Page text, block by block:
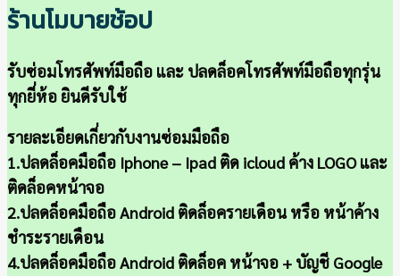
ร้านโมบายช้อป
รับซ่อมโทรศัพท์มือถือ และ ปลดล็อคโทรศัพท์มือถือทุกรุ่น
ทุกยี่ห้อ ยินดีรับใช้
รายละเอียดเกี่ยวกับงานซ่อมมือถือ
1.ปลดล็อคมือถือ Iphone – Ipad ติด icloud ค้าง LOGO และ
ติดล็อคหน้าจอ
2.ปลดล็อคมือถือ Android ติดล็อครายเดือน หรือ หน้าค้าง
ชำระรายเดือน
4.ปลดล็อคมือถือ Android ติดล็อค หน้าจอ + บัญชี Google